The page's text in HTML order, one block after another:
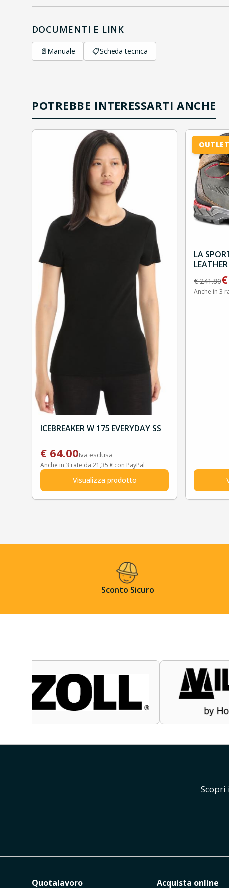
DOCUMENTI E LINK
📄 Manuale 📋Scheda tecnica
POTREBBE INTERESSARTI ANCHE
ICEBREAKER W 175 EVERYDAY SS
€ 64.00Iva esclusa
Anche in 3 rate da 21,35 € con PayPal
Visualizza prodotto
OUTLET
LA
€241.80€
Anche in 3
Sconto Sicuro
Scopri
Quotalavoro Acquista online